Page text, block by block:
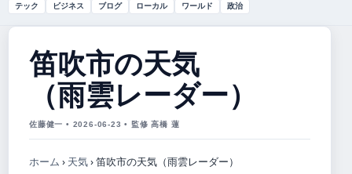
テック ビジネス ブログ ローカル ワールド 政治
笛吹市の天気
（雨雲レーダー）
佐藤健一 • 2026-06-23 • 監修 高橋 蓮
ホーム › 天気›笛吹市の天気（雨雲レーダー）